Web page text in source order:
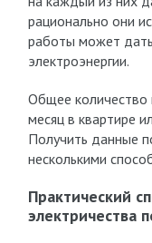
рационально они
работы может
электроэнергии.
Общее количество
месяц в квартире
Получить данные
несколькими
Практический
электричества